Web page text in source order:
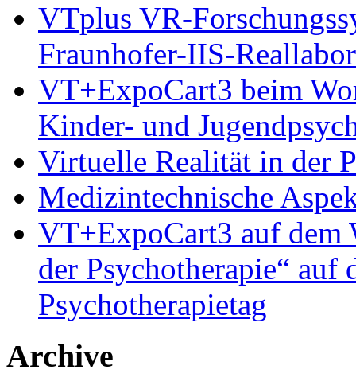
VTplus VR-
Fraunhofer-IIS-
VT+ExpoCart3 beim
Kinder- und
Virtuelle Realität in der
Medizintechnische
VT+ExpoCart3 auf dem
der Psychotherapie“ auf
Psychotherapietag
Archive